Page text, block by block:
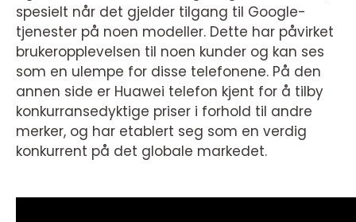
spesielt når det gjelder tilgang til Google-
tjenester på noen modeller. Dette har påvirket
brukeropplevelsen til noen kunder og kan ses
som en ulempe for disse telefonene. På den
annen side er Huawei telefon kjent for å tilby
konkurransedyktige priser i forhold til andre
merker, og har etablert seg som en verdig
konkurrent på det globale markedet.